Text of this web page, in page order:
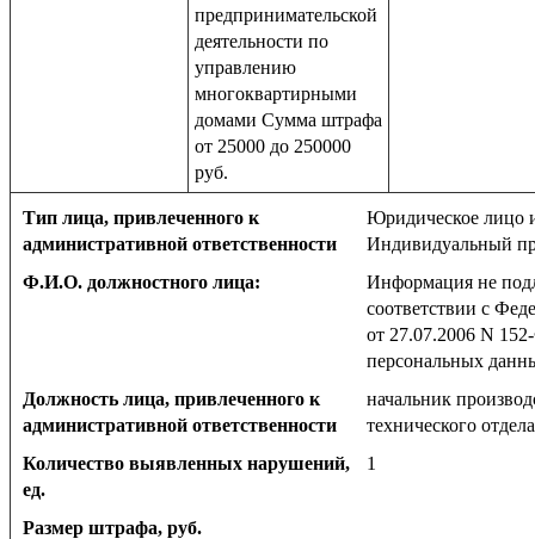
предпринимательской
деятельности по
управлению
многоквартирными
домами Сумма штрафа
от 25000 до 250000
руб.
Тип лица, привлеченного к
административной ответственности
Юридическое лицо
Индивидуальный
Ф.И.О. должностного лица:
Информация не
соответствии с
от 27.07.2006 N
персональных
Должность лица, привлеченного к
административной ответственности
начальник
технического отдела
Количество выявленных нарушений,
ед.
1
Размер штрафа, руб.